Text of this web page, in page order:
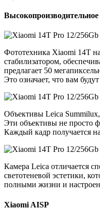
Высокопроизводительное
Фототехника Xiaomi 14T
стабилизатором,
предлагает 50
Это означает, что вам
Объективы Leica
Эти объективы не просто
Каждый кадр получается
Камера Leica отличается
светотеневой эстетики,
полными жизни и
Xiaomi AISP